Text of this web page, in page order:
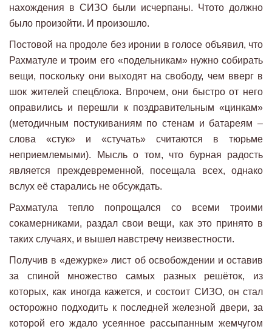
нахождения в СИЗО были исчерпаны. Что­то должно
было произойти. И произошло.
Постовой на продоле без иронии в голосе объявил, что
Рахматуле и троим его «подельникам» нужно собирать
вещи, поскольку они выходят на свободу, чем вверг в
шок жителей спецблока. Впрочем, они быстро от него
оправились и перешли к поздравительным «цинкам»
(методичным постукиваниям по стенам и батареям –
слова «стук» и «стучать» считаются в тюрьме
неприемлемыми). Мысль о том, что бурная радость
является преждевременной, посещала всех, однако
вслух её старались не обсуждать.
Рахматула тепло попрощался со всеми троими
сокамерниками, раздал свои вещи, как это принято в
таких случаях, и вышел навстречу неизвестности.
Получив в «дежурке» лист об освобождении и оставив
за спиной множество самых разных решёток, из
которых, как иногда кажется, и состоит СИЗО, он стал
осторожно подходить к последней железной двери, за
которой его ждало усеянное рассыпанным жемчугом